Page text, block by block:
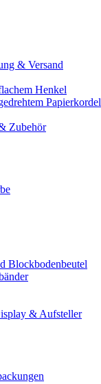
& Versand
Henkel
Papierkordel
Zubehör
Blockbodenbeutel
& Aufsteller